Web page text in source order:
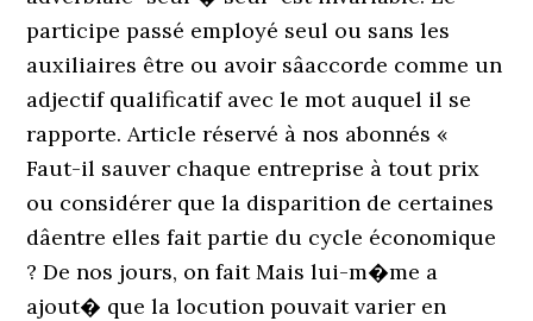
participe passé employé seul ou sans les
auxiliaires être ou avoir sâaccorde comme un
adjectif qualificatif avec le mot auquel il se
rapporte. Article réservé à nos abonnés «
Faut-il sauver chaque entreprise à tout prix
ou considérer que la disparition de certaines
dâentre elles fait partie du cycle économique
? De nos jours, on fait Mais lui-m�me a
ajout� que la locution pouvait varier en